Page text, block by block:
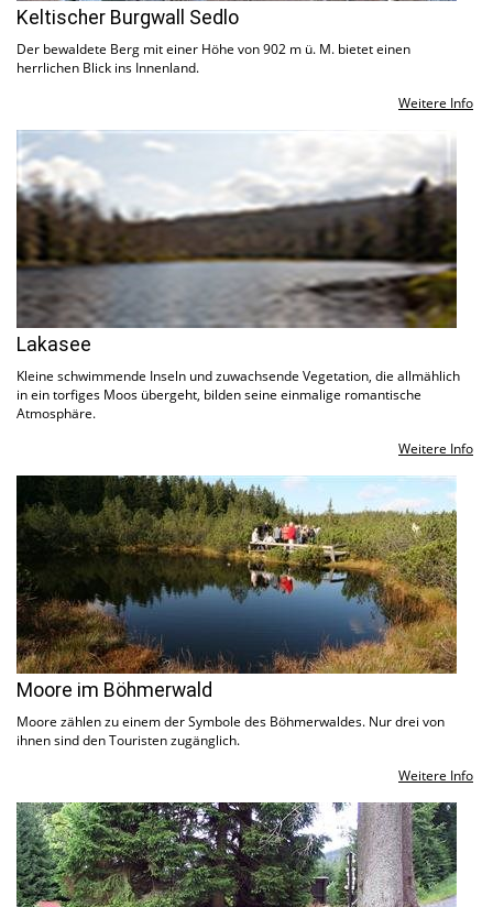
Keltischer Burgwall Sedlo
Der bewaldete Berg mit einer Höhe von 902 m ü. M. bietet einen
herrlichen Blick ins Innenland.
Weitere Info
Lakasee
Kleine schwimmende Inseln und zuwachsende Vegetation, die allmählich
in ein torfiges Moos übergeht, bilden seine einmalige romantische
Atmosphäre.
Weitere Info
Moore im Böhmerwald
Moore zählen zu einem der Symbole des Böhmerwaldes. Nur drei von
ihnen sind den Touristen zugänglich.
Weitere Info